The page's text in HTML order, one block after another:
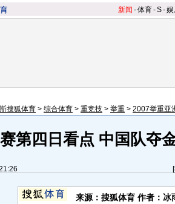
新闻 -体育-S-
搜狐体育 > 综合体育 > 重竞技 > 举重 > 2007举重亚
第四日看点 中国队夺
[
来源：搜狐体育 作者：冰